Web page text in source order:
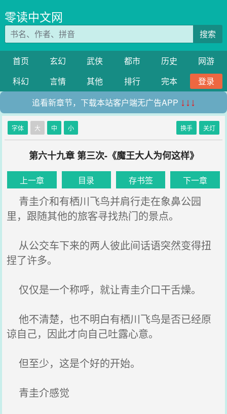
零读中文网
搜索
首页 玄幻 武侠 都市 历史
网游
科幻
言情 其他 排行 完本
登录
追看新章节，下载本站客户端无广告APP ↓↓↓
字体 大 中 小 换手 关灯
第六十九章 第三次-《魔王大人为何这样》
上一章 目录 存书签 下一章
青圭介和有栖川飞鸟并肩行走在象鼻公园
里，跟随其他的旅客寻找热门的景点。
从公交车下来的两人彼此间话语突然变得扭
捏了许多。
仅仅是一个称呼，就让青圭介口干舌燥。
他不清楚，也不明白有栖川飞鸟是否已经原
谅自己，因此才向自己吐露心意。
但至少，这是个好的开始。
青圭介感觉